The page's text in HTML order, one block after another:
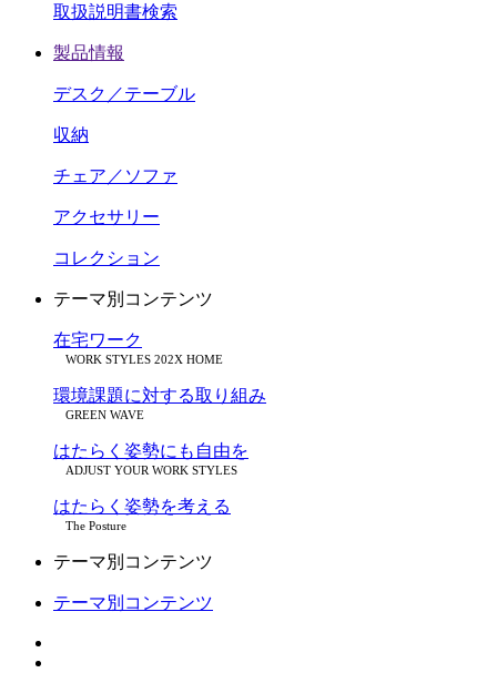
取扱説明書検索
製品情報
デスク／テーブル
収納
チェア／ソファ
アクセサリー
コレクション
テーマ別コンテンツ
在宅ワーク
WORK STYLES 202X HOME
環境課題に対する取り組み
GREEN WAVE
はたらく姿勢にも自由を
ADJUST YOUR WORK STYLES
はたらく姿勢を考える
The Posture
テーマ別コンテンツ
テーマ別コンテンツ